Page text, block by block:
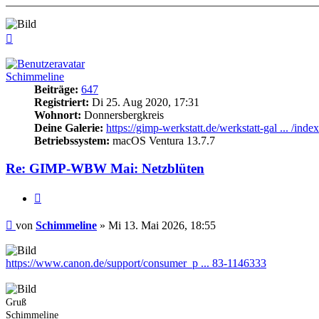
Schimmeline
Beiträge: 647
Registriert: Di 25. Aug 2020, 17:31
Wohnort: Donnersbergkreis
Deine Galerie: https://gimp-werkstatt.de/werkstatt-gal ... /
Betriebssystem: macOS Ventura 13.7.7
Re: GIMP-WBW Mai: Netzblüten
Beitrag
von Schimmeline » Mi 13. Mai 2026, 18:55
https://www.canon.de/support/consumer_p ... 83-1146333
Gruß
Schimmeline